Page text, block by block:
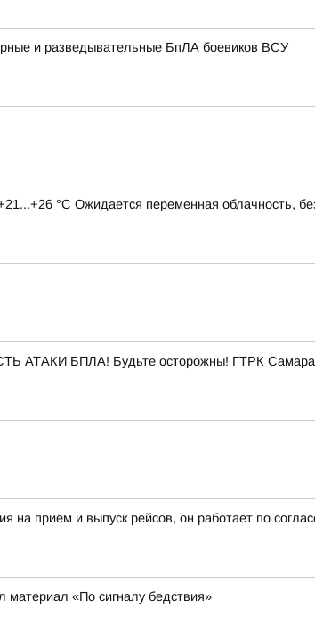
и разведывательные БпЛА боевиков ВСУ
°C Ожидается переменная облачность,
АТАКИ БПЛА! Будьте осторожны! ГТРК
на приём и выпуск рейсов, он работает по
материал «По сигналу бедствия»